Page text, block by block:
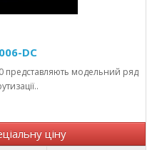
DC
представляють модельний ряд
ціну